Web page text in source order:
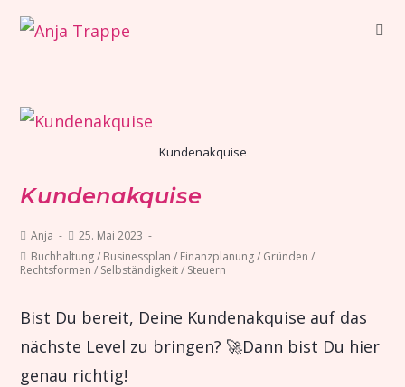
Kundenakquise
Kundenakquise
Anja
25. Mai 2023
Buchhaltung / Businessplan / Finanzplanung / Gründen /
Rechtsformen / Selbständigkeit / Steuern
Bist Du bereit, Deine Kundenakquise auf das
nächste Level zu bringen? 🚀Dann bist Du hier
genau richtig!